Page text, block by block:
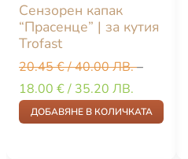
Сензорен капак
“Прасенце” | за кутия
Trofast
20.45€/ 40.00 ЛВ.–
18.00 €/ 35.20 ЛВ.
ДОБАВЯНЕ В КОЛИЧКАТА